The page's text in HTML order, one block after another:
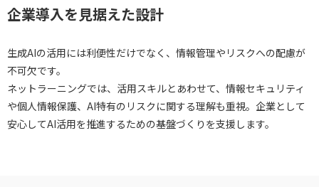
企業導入を見据えた設計
生成AIの活用には利便性だけでなく、情報管理やリスクへの配慮が
不可欠です。
ネットラーニングでは、活用スキルとあわせて、情報セキュリティ
や個人情報保護、AI特有のリスクに関する理解も重視。企業として
安心してAI活用を推進するための基盤づくりを支援します。